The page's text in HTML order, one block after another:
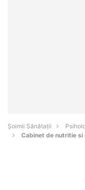
Şoimii Sănătații
Cabinet de nutritie si